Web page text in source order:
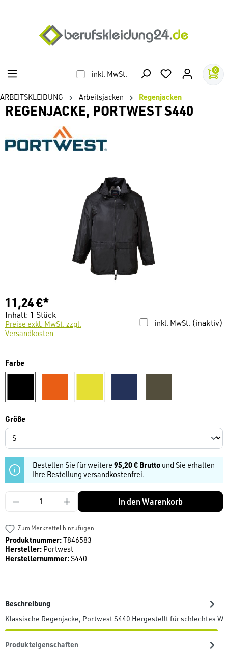
inkl. MwSt. 0
ARBEITSKLEIDUNG Arbeitsjacken Regenjacken
REGENJACKE, PORTWEST S440
11,24 €*
Inhalt: 1 Stück
inkl. MwSt. (inaktiv)
Preise exkl. MwSt. zzgl.
Versandkosten
Farbeauswählen
Größeauswählen
Bestellen Sie für weitere 95,20 € Brutto und Sie erhalten
Ihre Bestellung versandkostenfrei.
Produkt Anzahl: Gib den gewünschten Wert
In den Warenkorb
Zum Merkzettel hinzufügen
Produktnummer:T846583
Hersteller: Portwest
Herstellernummer:S440
Beschreibung
Klassische Regenjacke, Portwest S440 Hergestellt für schlechtes
Produkteigenschaften